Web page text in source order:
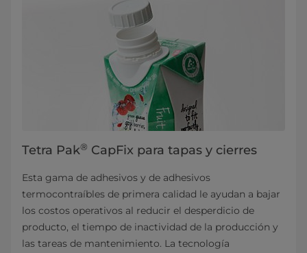
Tetra Pak® CapFix para tapas y cierres
Esta gama de adhesivos y de adhesivos
termocontraíbles de primera calidad le ayudan a bajar
los costos operativos al reducir el desperdicio de
producto, el tiempo de inactividad de la producción y
las tareas de mantenimiento. La tecnología